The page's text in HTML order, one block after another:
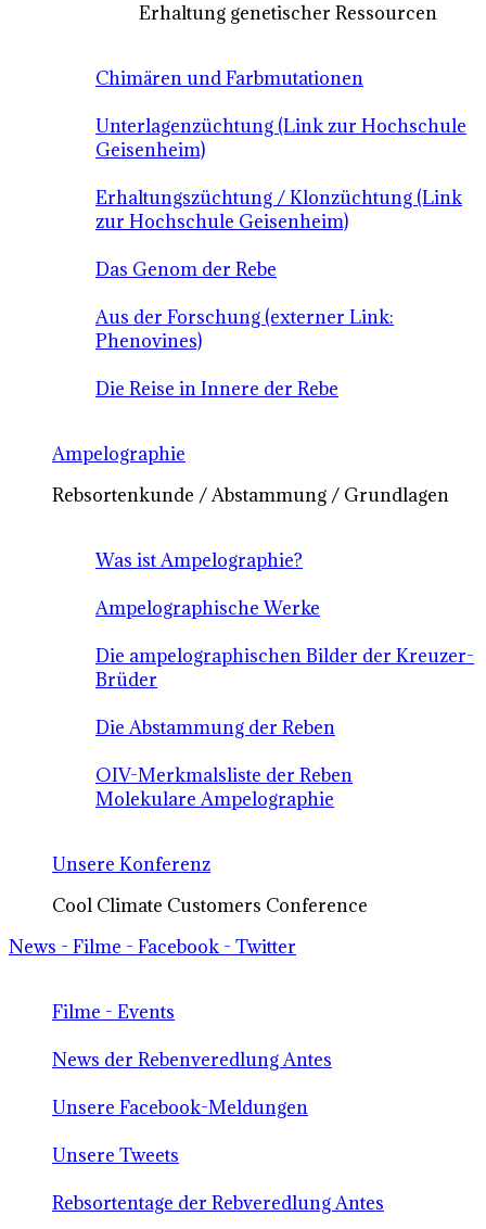
Erhaltung genetischer Ressourcen
Chimären und Farbmutationen
Unterlagenzüchtung (Link zur Hochschule
Geisenheim)
Erhaltungszüchtung / Klonzüchtung (Link
zur Hochschule Geisenheim)
Das Genom der Rebe
Aus der Forschung (externer Link:
Phenovines)
Die Reise in Innere der Rebe
Ampelographie
Rebsortenkunde / Abstammung / Grundlagen
Was ist Ampelographie?
Ampelographische Werke
Die ampelographischen Bilder der Kreuzer-
Brüder
Die Abstammung der Reben
OIV-Merkmalsliste der Reben
Molekulare Ampelographie
Unsere Konferenz
Cool Climate Customers Conference
News - Filme - Facebook - Twitter
Filme - Events
News der Rebenveredlung Antes
Unsere Facebook-Meldungen
Unsere Tweets
Rebsortentage der Rebveredlung Antes